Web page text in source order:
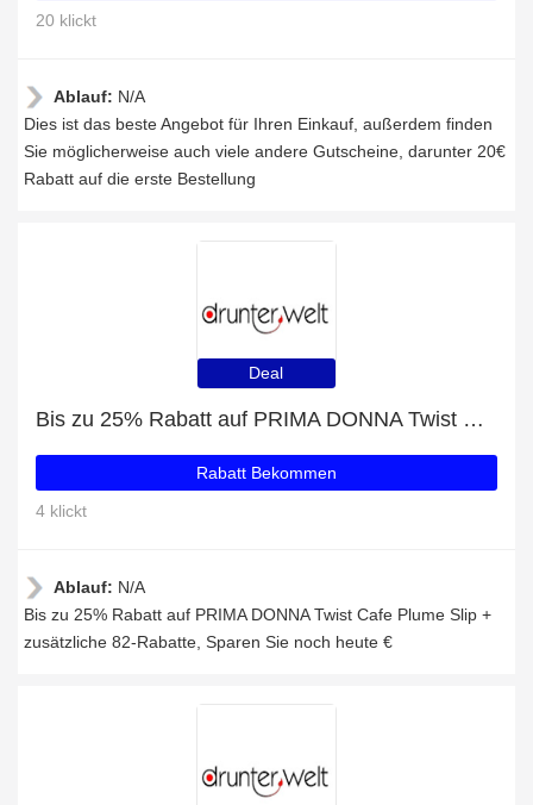
20 klickt
Ablauf: N/A
Dies ist das beste Angebot für Ihren Einkauf, außerdem finden
Sie möglicherweise auch viele andere Gutscheine, darunter 20€
Rabatt auf die erste Bestellung
Deal
Bis zu 25% Rabatt auf PRIMA DONNA Twist Cafe Plume Slip + zusätzliche 82-Rabatte
Rabatt Bekommen
4 klickt
Ablauf: N/A
Bis zu 25% Rabatt auf PRIMA DONNA Twist Cafe Plume Slip +
zusätzliche 82-Rabatte, Sparen Sie noch heute €